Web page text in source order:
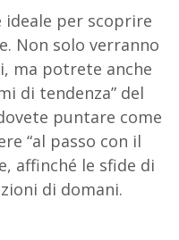
ideale per scoprire
Non solo verranno
ma potrete anche
di tendenza” del
puntare come
“al passo con il
affinché le sfide di
di domani.